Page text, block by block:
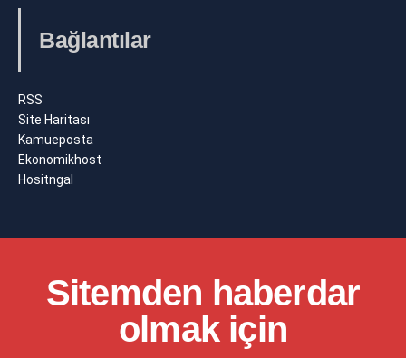
Bağlantılar
RSS
Site Haritası
Kamueposta
Ekonomikhost
Hositngal
Sitemden haberdar
olmak için